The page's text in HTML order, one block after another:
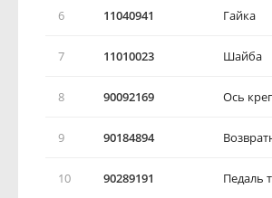
6 11040941 Гайка
7 11010023 Шайба
8 90092169
9 90184894
10 90289191